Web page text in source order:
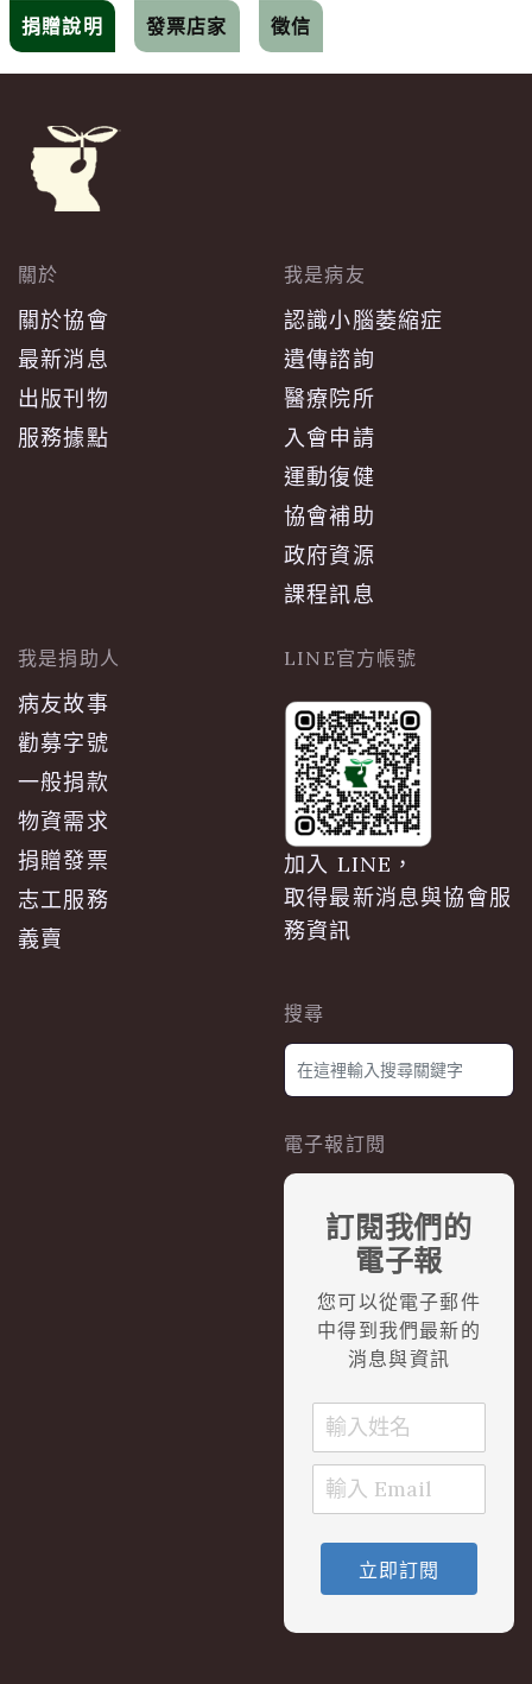
捐贈說明 發票店家 徵信
關於
關於協會
最新消息
出版刊物
服務據點
我是病友
認識小腦萎縮症
遺傳諮詢
醫療院所
入會申請
運動復健
協會補助
政府資源
課程訊息
我是捐助人
病友故事
勸募字號
一般捐款
物資需求
捐贈發票
志工服務
義賣
LINE官方帳號
加入 LINE，
取得最新消息與協會服
務資訊
搜尋
電子報訂閱
訂閱我們的
電子報
您可以從電子郵件
中得到我們最新的
消息與資訊
立即訂閱